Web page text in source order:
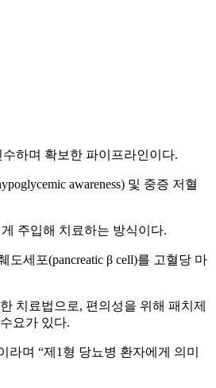
수하며 확보한 파이프라인이다.
awareness) 및 중증 저혈
게 주입해 치료하는 방식이다.
세포(pancreatic β cell)를 고혈당 마
치료법으로, 편의성을 위해 패치제
요가 있다.
며 “제1형 당뇨병 환자에게 의미